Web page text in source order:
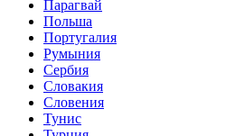
Парагвай
Польша
Португалия
Румыния
Сербия
Словакия
Словения
Тунис